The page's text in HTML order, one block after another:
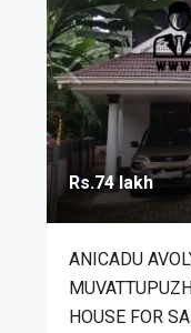
Rs.74 lakh
ANICADU
HOUSE FOR